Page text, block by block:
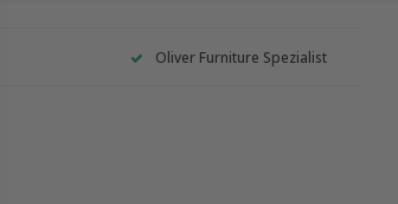
Oliver Furniture Spezialist